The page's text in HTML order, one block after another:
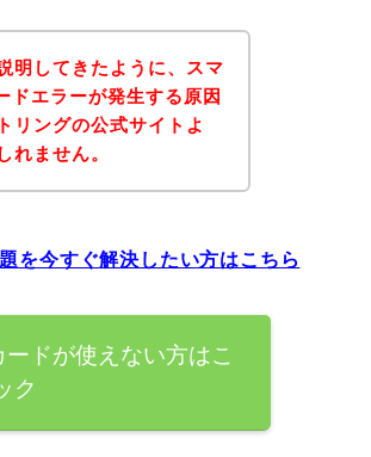
明してきたように、スマ
エラーが発生する原因
リングの公式サイトよ
れません。
を今すぐ解決したい方はこちら
ドが使えない方はこ
ク